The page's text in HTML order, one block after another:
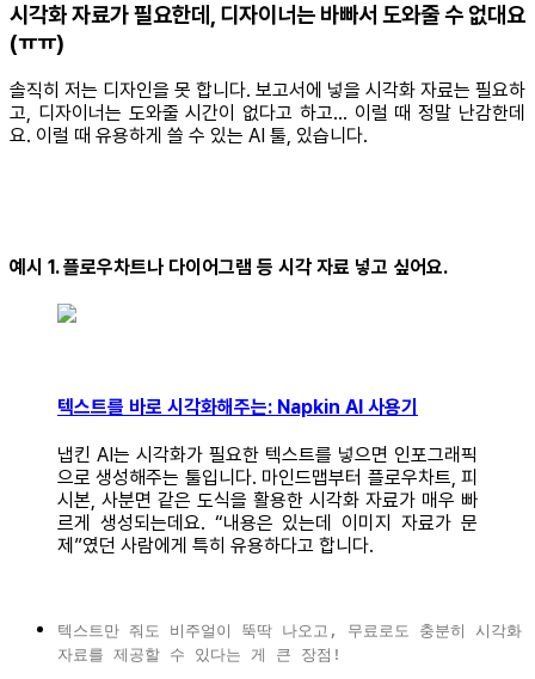
시각화 자료가 필요한데, 디자이너는 바빠서 도와줄 수 없대요
(ㅠㅠ)
솔직히 저는 디자인을 못 합니다. 보고서에 넣을 시각화 자료는 필요하
고, 디자이너는 도와줄 시간이 없다고 하고… 이럴 때 정말 난감한데
요. 이럴 때 유용하게 쓸 수 있는 AI 툴, 있습니다.
예시 1. 플로우차트나 다이어그램 등 시각 자료 넣고 싶어요.
텍스트를 바로 시각화해주는: Napkin AI 사용기
냅킨 AI는 시각화가 필요한 텍스트를 넣으면 인포그래픽
으로 생성해주는 툴입니다. 마인드맵부터 플로우차트, 피
시본, 사분면 같은 도식을 활용한 시각화 자료가 매우 빠
르게 생성되는데요. “내용은 있는데 이미지 자료가 문
제”였던 사람에게 특히 유용하다고 합니다.
텍스트만 줘도 비주얼이 뚝딱 나오고, 무료로도 충분히 시각화
자료를 제공할 수 있다는 게 큰 장점!